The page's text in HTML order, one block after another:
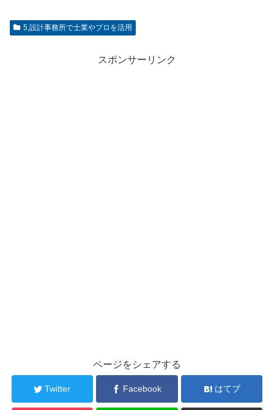
5,設計事務所で士業やプロを活用
スポンサーリンク
ページをシェアする
Twitter Facebook はてブ